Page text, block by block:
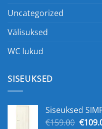
Uncategorized
Välisuksed
WC lukud
SISEUKSED
Siseuksed
€159.00 Algne
€